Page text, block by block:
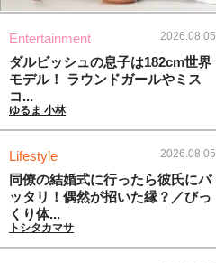
Entertainment 2026.08.05
ダルビッシュの息子は182cm世界
モデル！ ラウンドガールやミス
コ...
ゆるま 小林
Lifestyle 2026.08.05
同僚の結婚式に行ったら彼氏にバ
ッタリ！偶然が招いた縁？／びっ
くり体...
トシタカマサ